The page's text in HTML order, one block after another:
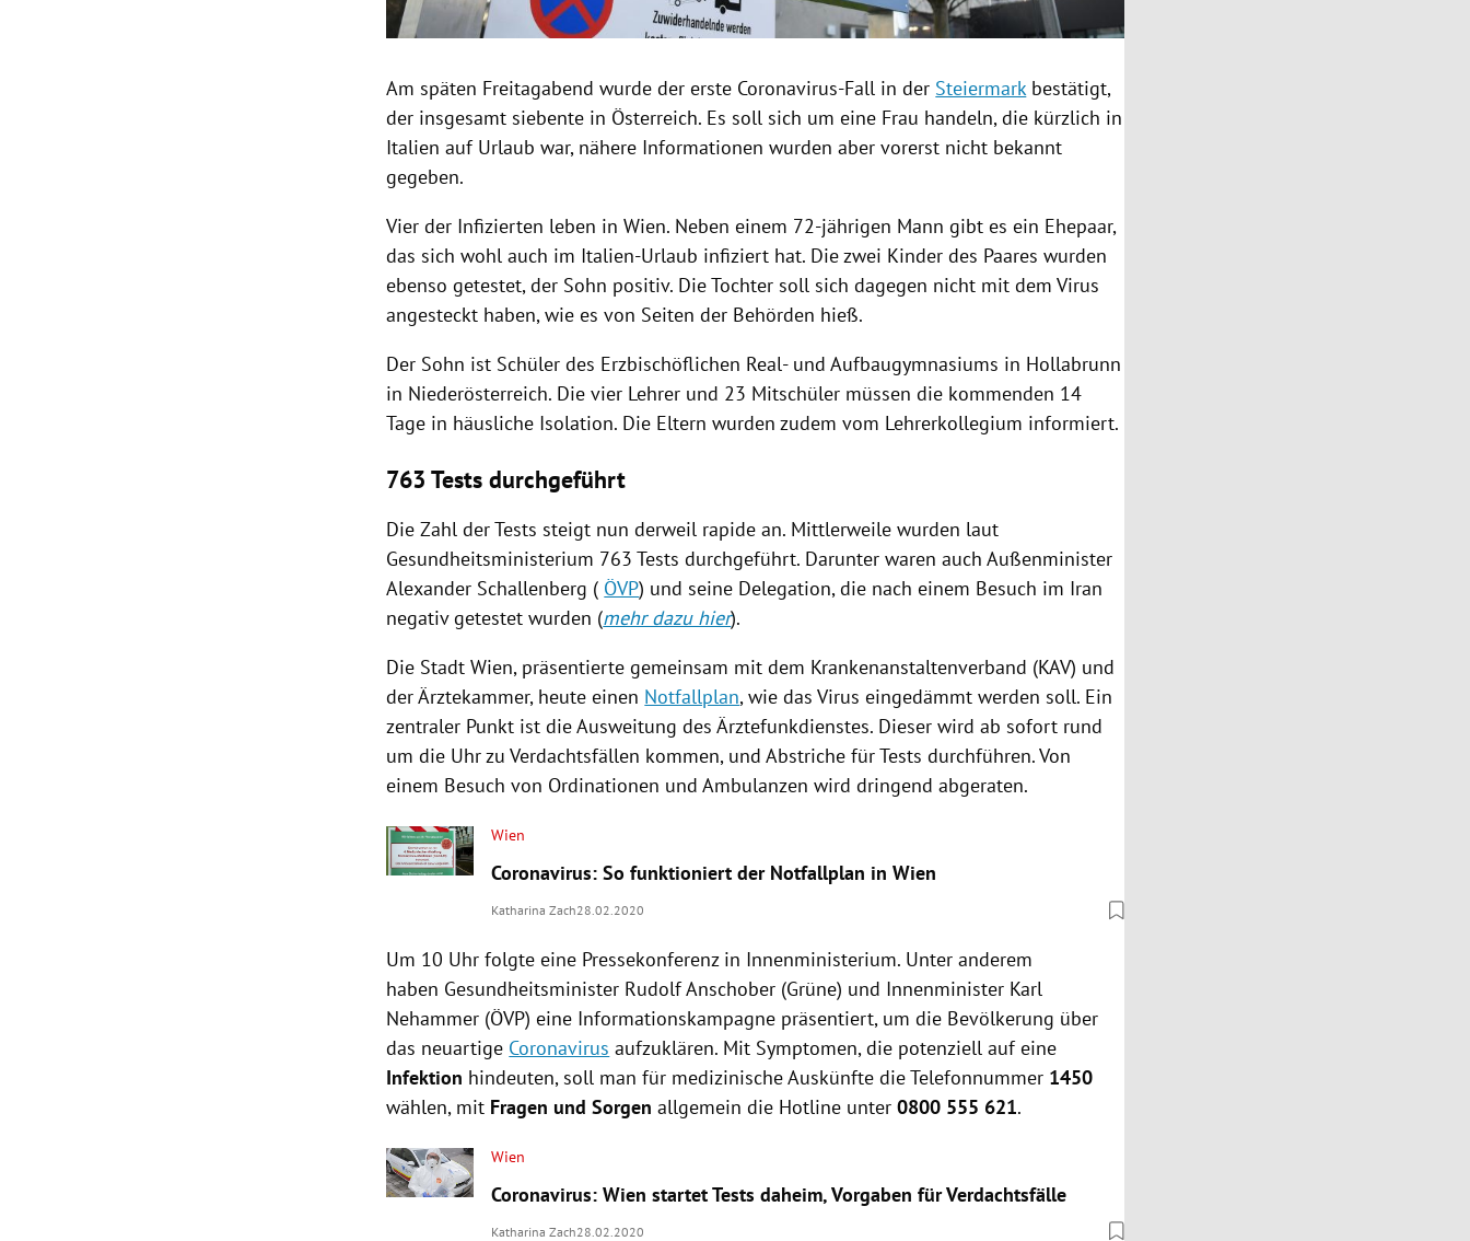
Am späten Freitagabend wurde der erste Coronavirus-Fall in der Steiermarkbestätigt,
der insgesamt siebente in Österreich. Es soll sich um eine Frau handeln, die kürzlich in
Italien auf Urlaub war, nähere Informationen wurden aber vorerst nicht bekannt
gegeben.
Vier der Infizierten leben inWien. Neben einem 72-jährigen Mann gibt es ein Ehepaar,
das sich wohl auch im Italien-Urlaub infiziert hat. Die zwei Kinder des Paares wurden
ebenso getestet, der Sohn positiv. Die Tochter soll sich dagegen nicht mit demVirus
angesteckt haben, wie es von Seiten der Behörden hieß.
Der Sohn ist Schüler des Erzbischöflichen Real- und Aufbaugymnasiums in Hollabrunn
in Niederösterreich. Die vier Lehrer und 23 Mitschüler müssen die kommenden 14
Tage in häusliche Isolation. Die Eltern wurden zudem vom Lehrerkollegium informiert.
763 Tests durchgeführt
Die Zahl der Tests steigt nun derweil rapide an. Mittlerweile wurden laut
Gesundheitsministerium 763 Tests durchgeführt. Darunter waren auch Außenminister
Alexander Schallenberg ( ÖVP) und seine Delegation, die nach einem Besuch im Iran
negativ getestet wurden (mehr dazu hier).
Die StadtWien, präsentierte gemeinsam mit dem Krankenanstaltenverband (KAV) und
derÄrztekammer, heute einen Notfallplan, wie dasVirus eingedämmt werden soll. Ein
zentraler Punkt ist die Ausweitung des Ärztefunkdienstes. Dieser wird ab sofort rund
um die Uhr zu Verdachtsfällen kommen, und Abstriche für Tests durchführen. Von
einem Besuch von Ordinationen und Ambulanzen wird dringend abgeraten.
Wien
Coronavirus: So funktioniert der Notfallplan in Wien
Katharina Zach28.02.2020
Um 10 Uhr folgte eine Pressekonferenz in Innenministerium. Unter anderem
haben Gesundheitsminister Rudolf Anschober (Grüne) und Innenminister Karl
Nehammer (ÖVP) eine Informationskampagne präsentiert, um die Bevölkerung über
das neuartige Coronavirus aufzuklären. Mit Symptomen, die potenziell auf eine
Infektion hindeuten, soll man für medizinische Auskünfte die Telefonnummer 1450
wählen, mit Fragen und Sorgen allgemein die Hotline unter0800 555 621.
Wien
Coronavirus: Wien startet Tests daheim, Vorgaben für Verdachtsfälle
Katharina Zach28.02.2020